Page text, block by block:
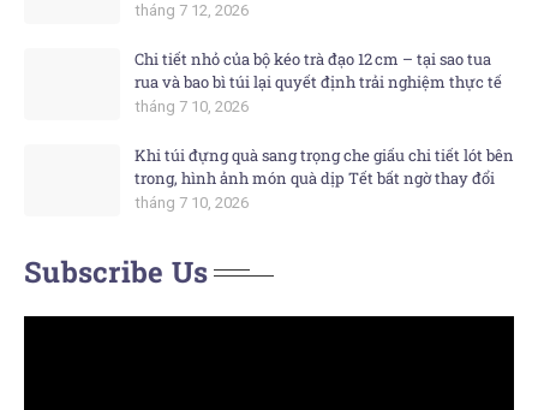
tháng 7 12, 2026
Chi tiết nhỏ của bộ kéo trà đạo 12 cm – tại sao tua
rua và bao bì túi lại quyết định trải nghiệm thực tế
tháng 7 10, 2026
Khi túi đựng quà sang trọng che giấu chi tiết lót bên
trong, hình ảnh món quà dịp Tết bất ngờ thay đổi
tháng 7 10, 2026
Subscribe Us